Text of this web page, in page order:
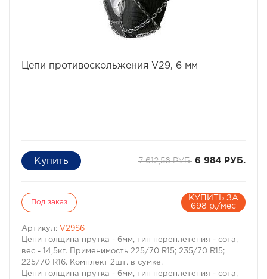
Редуктор 3-ступенчатый, планетарный
Передаточное отношение 230:1
Цепи противоскольжения V29, 6 мм
7 612,56 РУБ. 6 984 РУБ.
Под заказ
КУПИТЬ ЗА
698 р./мес
Артикул: V29S6
Цепи толщина прутка - 6мм, тип переплетения - сота,
вес - 14,5кг. Применимость 225/70 R15; 235/70 R15;
225/70 R16. Комплект 2шт. в сумке.
Цепи толщина прутка - 6мм, тип переплетения - сота,